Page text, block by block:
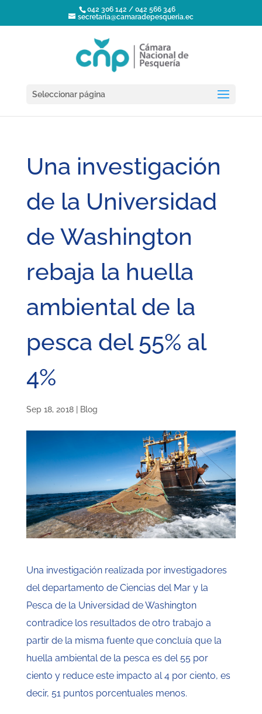
042 306 142 / 042 566 346
secretaria@camaradepesqueria.ec
Seleccionar página
Una investigación
de la Universidad
de Washington
rebaja la huella
ambiental de la
pesca del 55% al
4%
Sep 18, 2018| Blog
Una investigación realizada por investigadores
del departamento de Ciencias del Mar y la
Pesca de la Universidad de Washington
contradice los resultados de otro trabajo a
partir de la misma fuente que concluía que la
huella ambiental de la pesca es del 55 por
ciento y reduce este impacto al 4 por ciento, es
decir, 51 puntos porcentuales menos.